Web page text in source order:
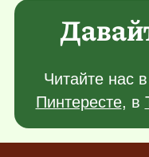
Читайте нас в
Пинтересте, в